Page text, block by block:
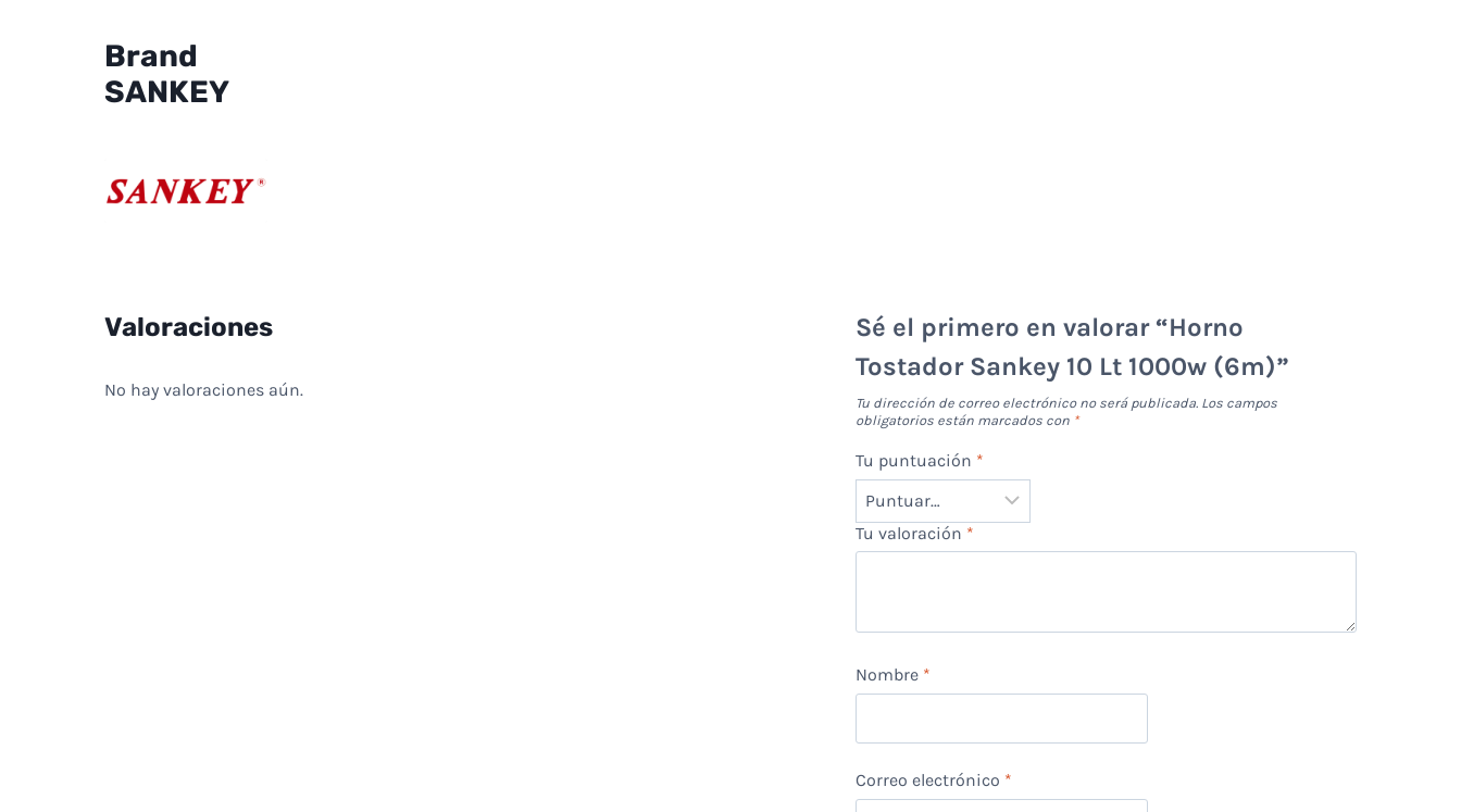
Brand
SANKEY
Valoraciones
No hay valoraciones aún.
Sé el primero en valorar “Horno
Tostador Sankey 10 Lt 1000w (6m)”
Tu dirección de correo electrónico no será publicada. Los campos
obligatorios están marcados con *
Tu puntuación *
Tu valoración *
Nombre *
Correo electrónico *